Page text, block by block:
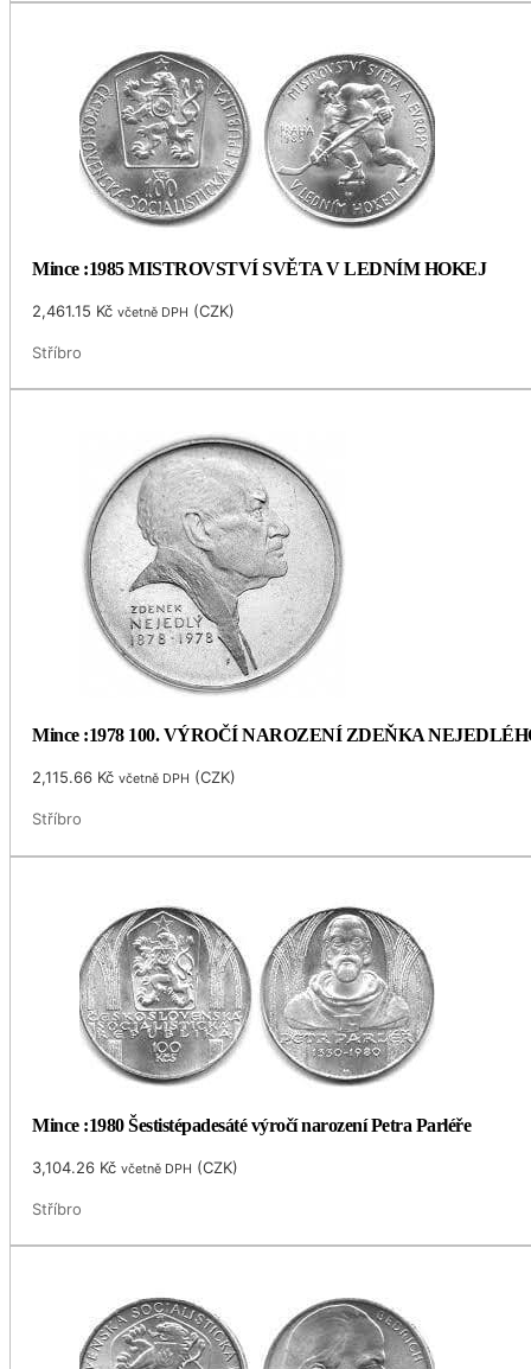
Mince :1985 MISTROVSTVÍ SVĚTA V LEDNÍM HOKEJ
2,461.15 Kč včetně DPH (CZK)
Stříbro
Mince :1978 100. VÝROČÍ NAROZENÍ ZDEŇKA
2,115.66 Kč včetně DPH (CZK)
Stříbro
Mince :1980 Šestistépadesáté výročí narození Petra Parléře
3,104.26 Kč včetně DPH (CZK)
Stříbro